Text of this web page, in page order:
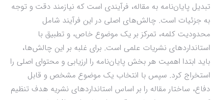
تبدیل پایان‌نامه به مقاله، فرآیندی است که نیازمند دقت و توجه
به جزئیات است. چالش‌های اصلی در این فرآیند شامل
محدودیت کلمه، تمرکز بر یک موضوع خاص، و تطبیق با
استانداردهای نشریات علمی است. برای غلبه بر این چالش‌ها،
باید ابتدا اهمیت هر بخش پایان‌نامه را ارزیابی و محتوای اصلی را
استخراج کرد. سپس با انتخاب یک موضوع مشخص و قابل
دفاع، ساختار مقاله را بر اساس استانداردهای نشریه هدف تنظیم